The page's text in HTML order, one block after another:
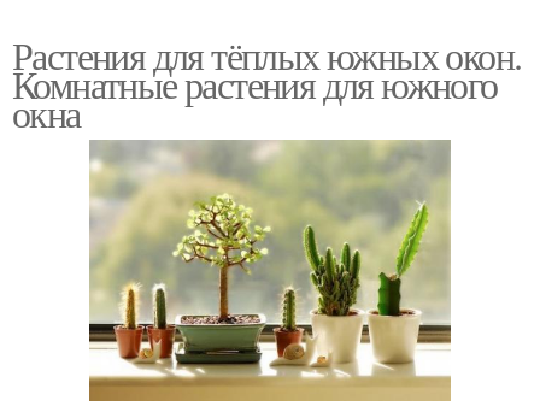
Растения для тёплых южных окон.
Комнатные растения для южного
окна